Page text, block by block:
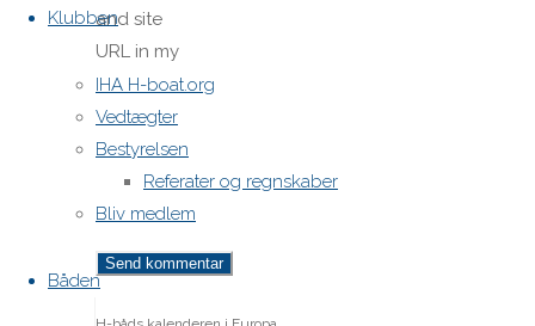
Klubben
IHA H-boat.org
Vedtægter
Bestyrelsen
Referater og regnskaber
Bliv medlem
Båden
and site
URL in my
browser
for next
time I
post a
comment.